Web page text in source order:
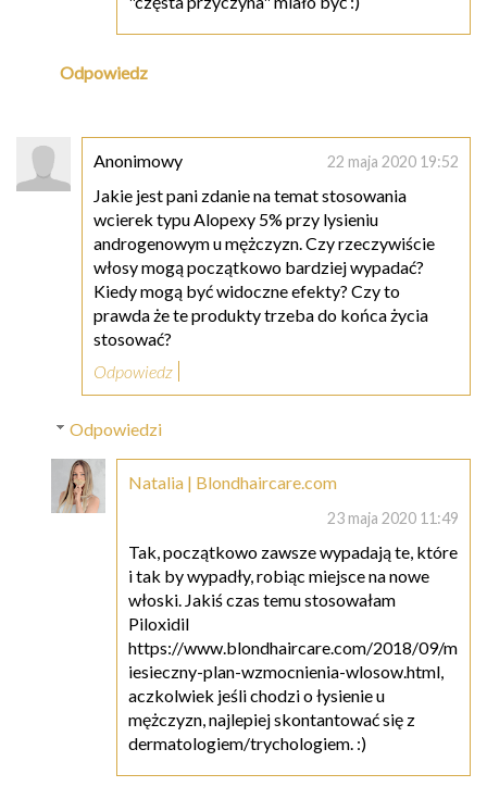
Odpowiedz
Anonimowy 22 maja 2020 19:52
Jakie jest pani zdanie na temat stosowania
wcierek typu Alopexy 5% przy lysieniu
androgenowym u mężczyzn. Czy rzeczywiście
włosy mogą początkowo bardziej wypadać?
Kiedy mogą być widoczne efekty? Czy to
prawda że te produkty trzeba do końca życia
stosować?
Odpowiedz
Odpowiedzi
Natalia | Blondhaircare.com
23 maja 2020 11:49
Tak, początkowo zawsze wypadają te, które
i tak by wypadły, robiąc miejsce na nowe
włoski. Jakiś czas temu stosowałam
Piloxidil
https://www.blondhaircare.com/2018/09/m
iesieczny-plan-wzmocnienia-wlosow.html,
aczkolwiek jeśli chodzi o łysienie u
mężczyzn, najlepiej skontantować się z
dermatologiem/trychologiem. :)